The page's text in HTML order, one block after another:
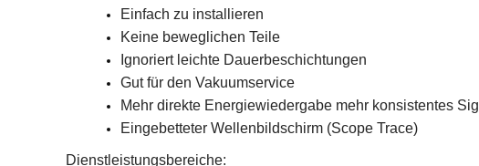
Einfach zu installieren
Keine beweglichen Teile
Ignoriert leichte Dauerbeschichtungen
Gut für den Vakuumservice
Mehr direkte Energiewiedergabe mehr konsistentes
Eingebetteter Wellenbildschirm (Scope Trace)
Dienstleistungsbereiche: